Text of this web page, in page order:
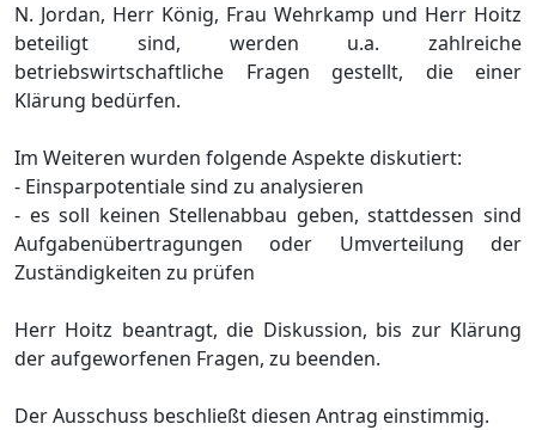
N. Jordan, Herr König, Frau Wehrkamp und Herr Hoitz
beteiligt sind, werden u.a. zahlreiche
betriebswirtschaftliche Fragen gestellt, die einer
Klärung bedürfen.
Im Weiteren wurden folgende Aspekte diskutiert:
- Einsparpotentiale sind zu analysieren
- es soll keinen Stellenabbau geben, stattdessen sind
Aufgabenübertragungen oder Umverteilung der
Zuständigkeiten zu prüfen
Herr Hoitz beantragt, die Diskussion, bis zur Klärung
der aufgeworfenen Fragen, zu beenden.
Der Ausschuss beschließt diesen Antrag einstimmig.